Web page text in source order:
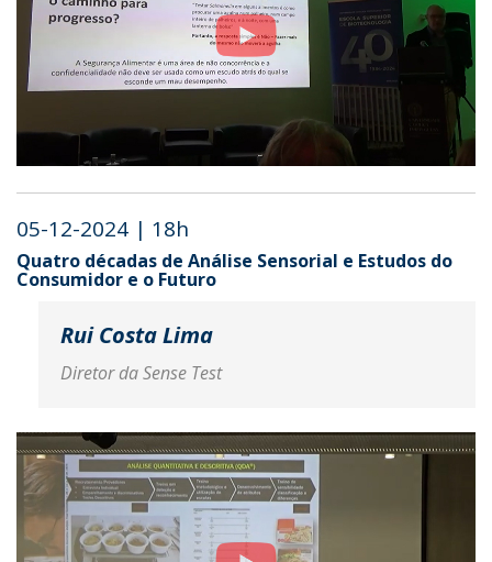
05-12-2024 | 18h
Quatro décadas de Análise Sensorial e Estudos do
Consumidor e o Futuro
Rui Costa Lima
Diretor da Sense Test